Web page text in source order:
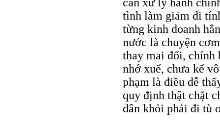
tình làm giảm đi
từng kinh doanh
nước là chuyện
thay mai đổi, chính
nhớ xuể, chưa kể
phạm là điều dễ
quy định thật chặt
dân khỏi phải đi tù